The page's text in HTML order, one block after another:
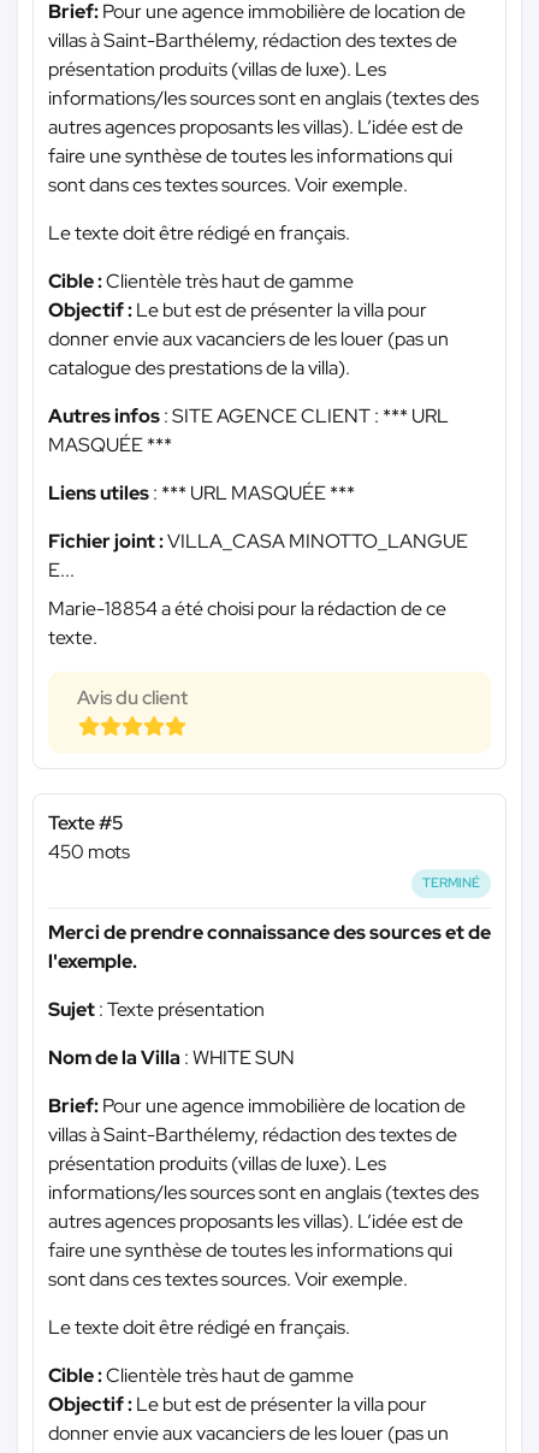
Brief:Pour une agence immobilière de location de
villas à Saint-Barthélemy, rédaction des textes de
présentation produits (villas de luxe). Les
informations/les sources sont en anglais (textes des
autres agences proposants les villas). L’idée est de
faire une synthèse de toutes les informations qui
sont dans ces textes sources. Voir exemple.
Le texte doit être rédigé en français.
Cible :Clientèle très haut de gamme
Objectif :Le but est de présenter la villa pour
donner envie aux vacanciers de les louer (pas un
catalogue des prestations de la villa).
Autres infos: SITE AGENCE CLIENT : *** URL
MASQUÉE ***
Liens utiles: *** URL MASQUÉE ***
Fichier joint :VILLA_CASA MINOTTO_LANGUE
E...
Marie-18854 a été choisi pour la rédaction de ce
texte.
Avis du client
Texte #5
450 mots
TERMINÉ
Merci de prendre connaissance des sources et de
l'exemple.
Sujet: Texte présentation
Nom de la Villa : WHITE SUN
Brief:Pour une agence immobilière de location de
villas à Saint-Barthélemy, rédaction des textes de
présentation produits (villas de luxe). Les
informations/les sources sont en anglais (textes des
autres agences proposants les villas). L’idée est de
faire une synthèse de toutes les informations qui
sont dans ces textes sources. Voir exemple.
Le texte doit être rédigé en français.
Cible :Clientèle très haut de gamme
Objectif :Le but est de présenter la villa pour
donner envie aux vacanciers de les louer (pas un